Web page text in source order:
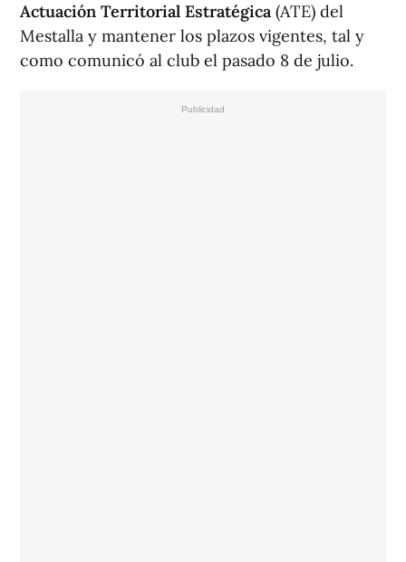
Actuación Territorial Estratégica (ATE) del
Mestalla y mantener los plazos vigentes, tal y
como comunicó al club el pasado 8 de julio.